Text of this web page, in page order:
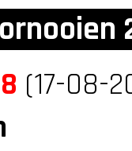
8 (17-08-